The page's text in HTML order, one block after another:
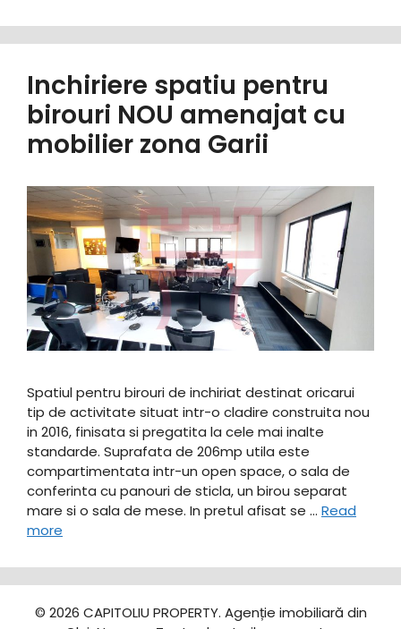
Inchiriere spatiu pentru
birouri NOU amenajat cu
mobilier zona Garii
Spatiul pentru birouri de inchiriat destinat oricarui
tip de activitate situat intr-o cladire construita nou
in 2016, finisata si pregatita la cele mai inalte
standarde. Suprafata de 206mp utila este
compartimentata intr-un open space, o sala de
conferinta cu panouri de sticla, un birou separat
mare si o sala de mese. In pretul afisat se … Read
more
© 2026 CAPITOLIU PROPERTY. Agenție imobiliară din